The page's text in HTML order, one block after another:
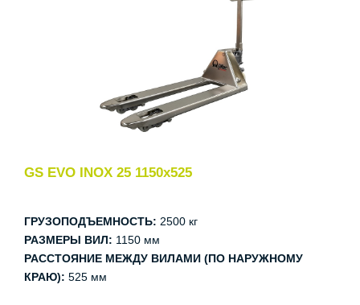
GS EVO INOX 25 1150x525
ГРУЗОПОДЪЕМНОСТЬ: 2500 кг
РАЗМЕРЫ ВИЛ: 1150 мм
РАССТОЯНИЕ МЕЖДУ ВИЛАМИ (ПО НАРУЖНОМУ
КРАЮ): 525 мм